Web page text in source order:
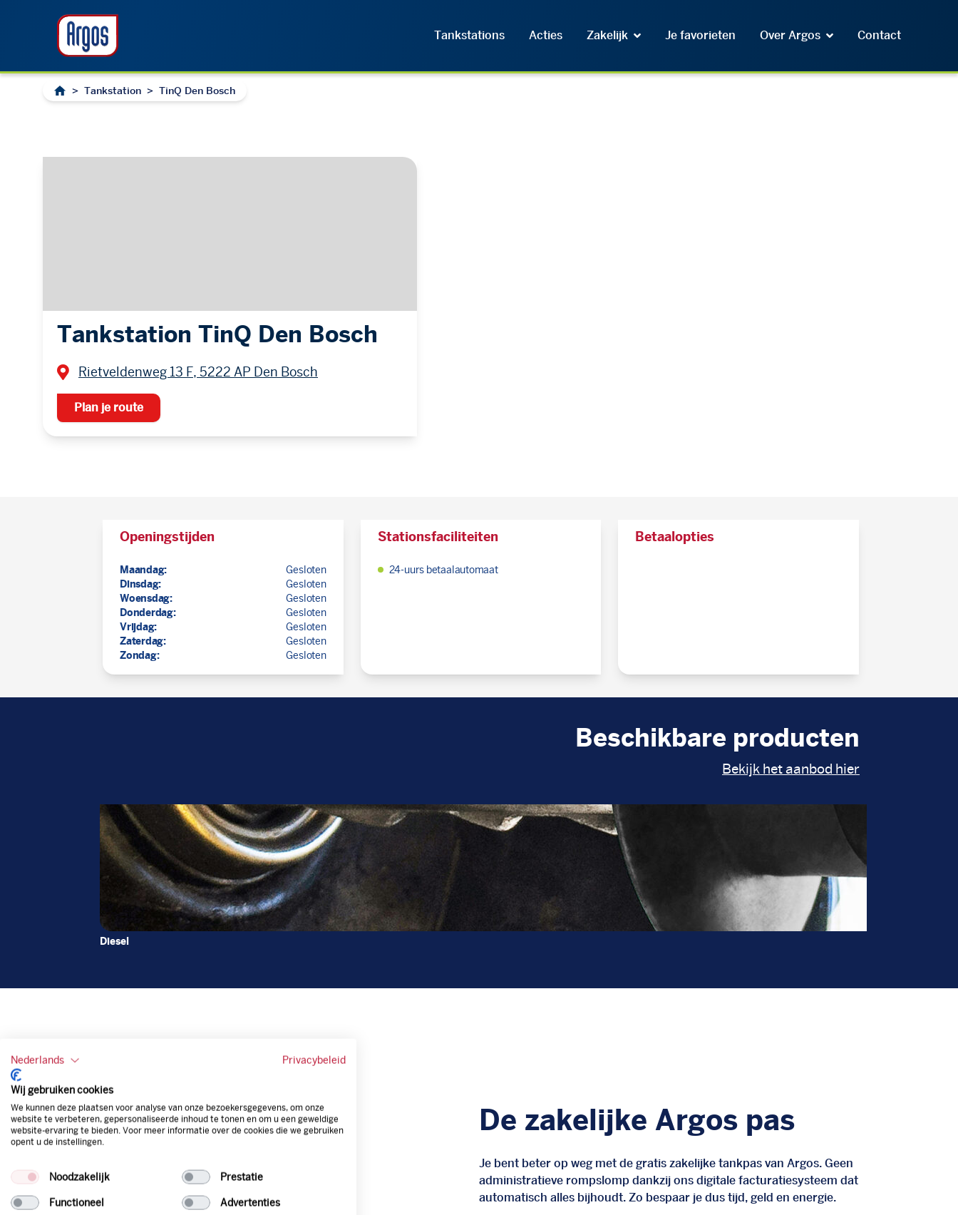
Tankstations Acties Zakelijk Je favorieten Over Argos Contact
> Tankstation > TinQ Den Bosch
Tankstation TinQ Den Bosch
Rietveldenweg 13 F, 5222 AP Den Bosch
Plan je route
Openingstijden
Maandag:
Gesloten
Dinsdag:
Gesloten
Woensdag:
Gesloten
Donderdag:
Gesloten
Vrijdag:
Gesloten
Zaterdag:
Gesloten
Zondag:
Gesloten
Stationsfaciliteiten
24-uurs betaalautomaat
Betaalopties
Beschikbare producten
Bekijk het aanbod hier
Diesel
De zakelijke Argos pas
Je bent beter op weg met de gratis zakelijke tankpas van Argos. Geen
administratieve rompslomp dankzij ons digitale facturatiesysteem dat
automatisch alles bijhoudt. Zo bespaar je dus tijd, geld en energie.
Nederlands Privacybeleid
Wij gebruiken cookies
We kunnen deze plaatsen voor analyse van onze bezoekersgegevens, om onze
website te verbeteren, gepersonaliseerde inhoud te tonen en om u een geweldige
website-ervaring te bieden. Voor meer informatie over de cookies die we gebruiken
opent u de instellingen.
Noodzakelijk Prestatie
Functioneel Advertenties